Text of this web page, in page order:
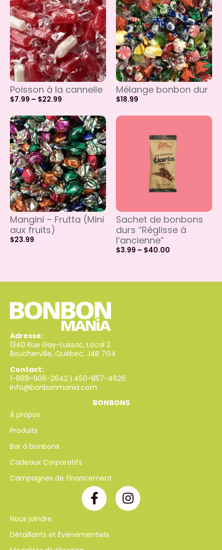
Poisson à la cannelle
$7.99 – $22.99
Mélange bonbon dur
$18.99
Mangini – Frutta (Mini
aux fruits)
$23.99
Sachet de bonbons
durs “Réglisse à
l’ancienne”
$3.99 – $40.00
Adresse:
1340 Rue Gay-Lussac, Local 2
Boucherville, Québec, J4B 7G4
Contact:
1-888-906-2642 | 450-857-4626
info@bonbonmania.com
BONBONS
À propos
Produits
Bar à bonbons
Cadeaux Corporatifs
Campagnes de financement
Nous joindre
Détaillants et Événementiels